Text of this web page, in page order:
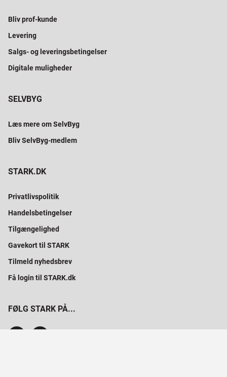
Bliv prof-kunde
Levering
Salgs- og leveringsbetingelser
Digitale muligheder
SELVBYG
Læs mere om SelvByg
Bliv SelvByg-medlem
STARK.DK
Privatlivspolitik
Handelsbetingelser
Tilgængelighed
Gavekort til STARK
Tilmeld nyhedsbrev
Få login til STARK.dk
FØLG STARK PÅ...